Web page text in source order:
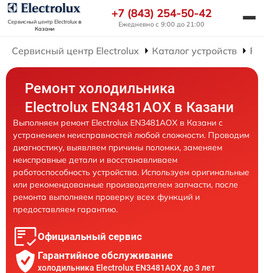
Сервисный центр Electroluxв
Казани
+7 (843) 254-50-42
Ежедневно с 9:00 до 21:00
Сервисный центр Electrolux Каталог устройств
Ремонт холодильника
Electrolux EN3481AOX в Казани
Выполняем ремонт Electrolux EN3481AOX в Казани с
устранением неисправностей любой сложности. Проводим
диагностику, выявляем причины поломки, заменяем
неисправные детали и восстанавливаем
работоспособность устройства. Используем оригинальные
или рекомендованные производителем запчасти, после
ремонта выполняем проверку всех функций и
предоставляем гарантию.
Официальный сервис
Гарантийное обслуживание
холодильника Electrolux EN3481AOX до 3 лет